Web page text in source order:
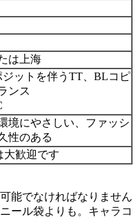
は上海
ジットを伴うTT、BLコピ
ンス
境にやさしい、ファッシ
性のある
大歓迎です
能でなければなりません
ール袋よりも。キャラコ